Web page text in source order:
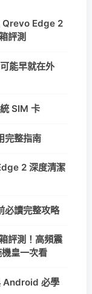
Qrevo Edge 2
評測
能早就在外
SIM 卡
完整指南
2 深度清潔
必讀完整攻略
評測！高頻震
皇一次看
Android 必學